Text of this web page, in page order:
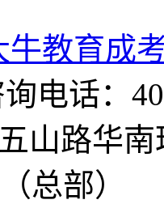
牛教育成
电话：
山路华
总部）